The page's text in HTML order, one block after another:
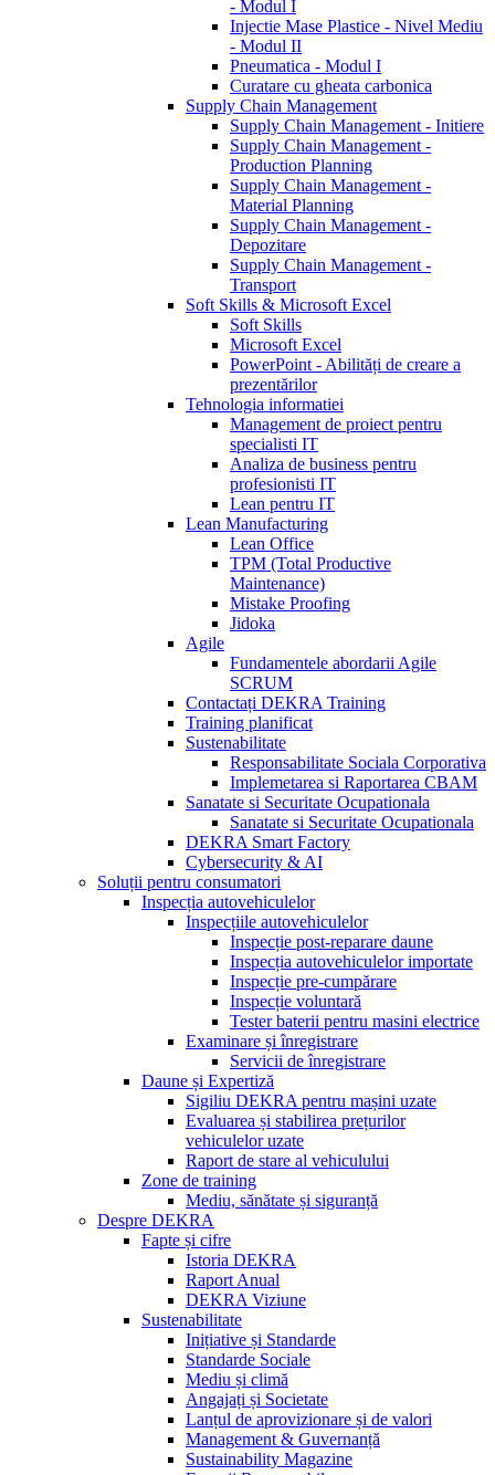
- Modul I
Injectie Mase Plastice - Nivel Mediu
- Modul II
Pneumatica - Modul I
Curatare cu gheata carbonica
Supply Chain Management
Supply Chain Management - Initiere
Supply Chain Management -
Production Planning
Supply Chain Management -
Material Planning
Supply Chain Management -
Depozitare
Supply Chain Management -
Transport
Soft Skills & Microsoft Excel
Soft Skills
Microsoft Excel
PowerPoint - Abilități de creare a
prezentărilor
Tehnologia informatiei
Management de proiect pentru
specialisti IT
Analiza de business pentru
profesionisti IT
Lean pentru IT
Lean Manufacturing
Lean Office
TPM (Total Productive
Maintenance)
Mistake Proofing
Jidoka
Agile
Fundamentele abordarii Agile
SCRUM
Contactați DEKRA Training
Training planificat
Sustenabilitate
Responsabilitate Sociala Corporativa
Implemetarea si Raportarea CBAM
Sanatate si Securitate Ocupationala
Sanatate si Securitate Ocupationala
DEKRA Smart Factory
Cybersecurity & AI
Soluții pentru consumatori
Inspecția autovehiculelor
Inspecțiile autovehiculelor
Inspecție post-reparare daune
Inspecția autovehiculelor importate
Inspecție pre-cumpărare
Inspecție voluntară
Tester baterii pentru masini electrice
Examinare și înregistrare
Servicii de înregistrare
Daune și Expertiză
Sigiliu DEKRA pentru mașini uzate
Evaluarea și stabilirea prețurilor
vehiculelor uzate
Raport de stare al vehiculului
Zone de training
Mediu, sănătate și siguranță
Despre DEKRA
Fapte și cifre
Istoria DEKRA
Raport Anual
DEKRA Viziune
Sustenabilitate
Inițiative și Standarde
Standarde Sociale
Mediu și climă
Angajați și Societate
Lanțul de aprovizionare și de valori
Management & Guvernanță
Sustainability Magazine